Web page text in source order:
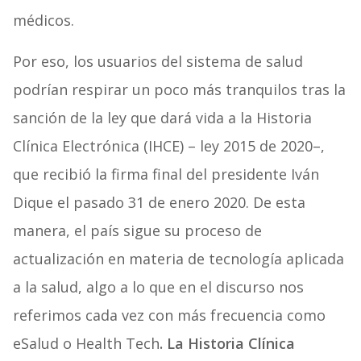
médicos.
Por eso, los usuarios del sistema de salud
podrían respirar un poco más tranquilos tras la
sanción de la ley que dará vida a la Historia
Clínica Electrónica (IHCE) – ley 2015 de 2020–,
que recibió la firma final del presidente Iván
Dique el pasado 31 de enero 2020. De esta
manera, el país sigue su proceso de
actualización en materia de tecnología aplicada
a la salud, algo a lo que en el discurso nos
referimos cada vez con más frecuencia como
eSalud o Health Tech. La Historia Clínica